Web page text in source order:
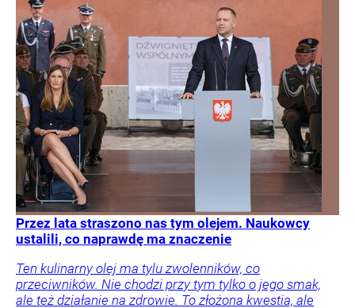
Przez lata straszono nas tym olejem. Naukowcy
ustalili, co naprawdę ma znaczenie
Ten kulinarny olej ma tylu zwolenników, co
przeciwników. Nie chodzi przy tym tylko o jego smak,
ale też działanie na zdrowie. To złożona kwestia, ale